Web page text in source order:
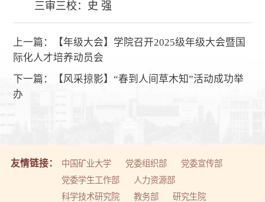
三审三校：史 强
上一篇：
【年级大会】学院召开2025级年级大会暨国
际化人才培养动员会
下一篇：
【风采掠影】“春到人间草木知”活动成功举
办
友情链接： 中国矿业大学 党委组织部
党委宣传部
党委学生工作部
人力资源部
科学技术研究院
教务部
研究生院